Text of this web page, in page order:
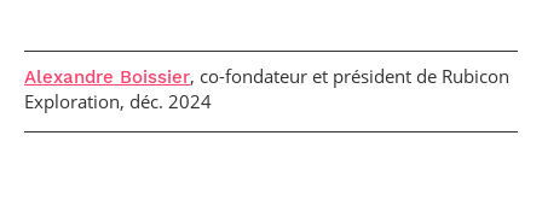
Alexandre Boissier, co-fondateur et président de Rubicon
Exploration, déc. 2024